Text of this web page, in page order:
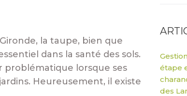
la taupe, bien que
dans la santé des sols.
problématique lorsque ses
Heureusement, il existe
étape
des